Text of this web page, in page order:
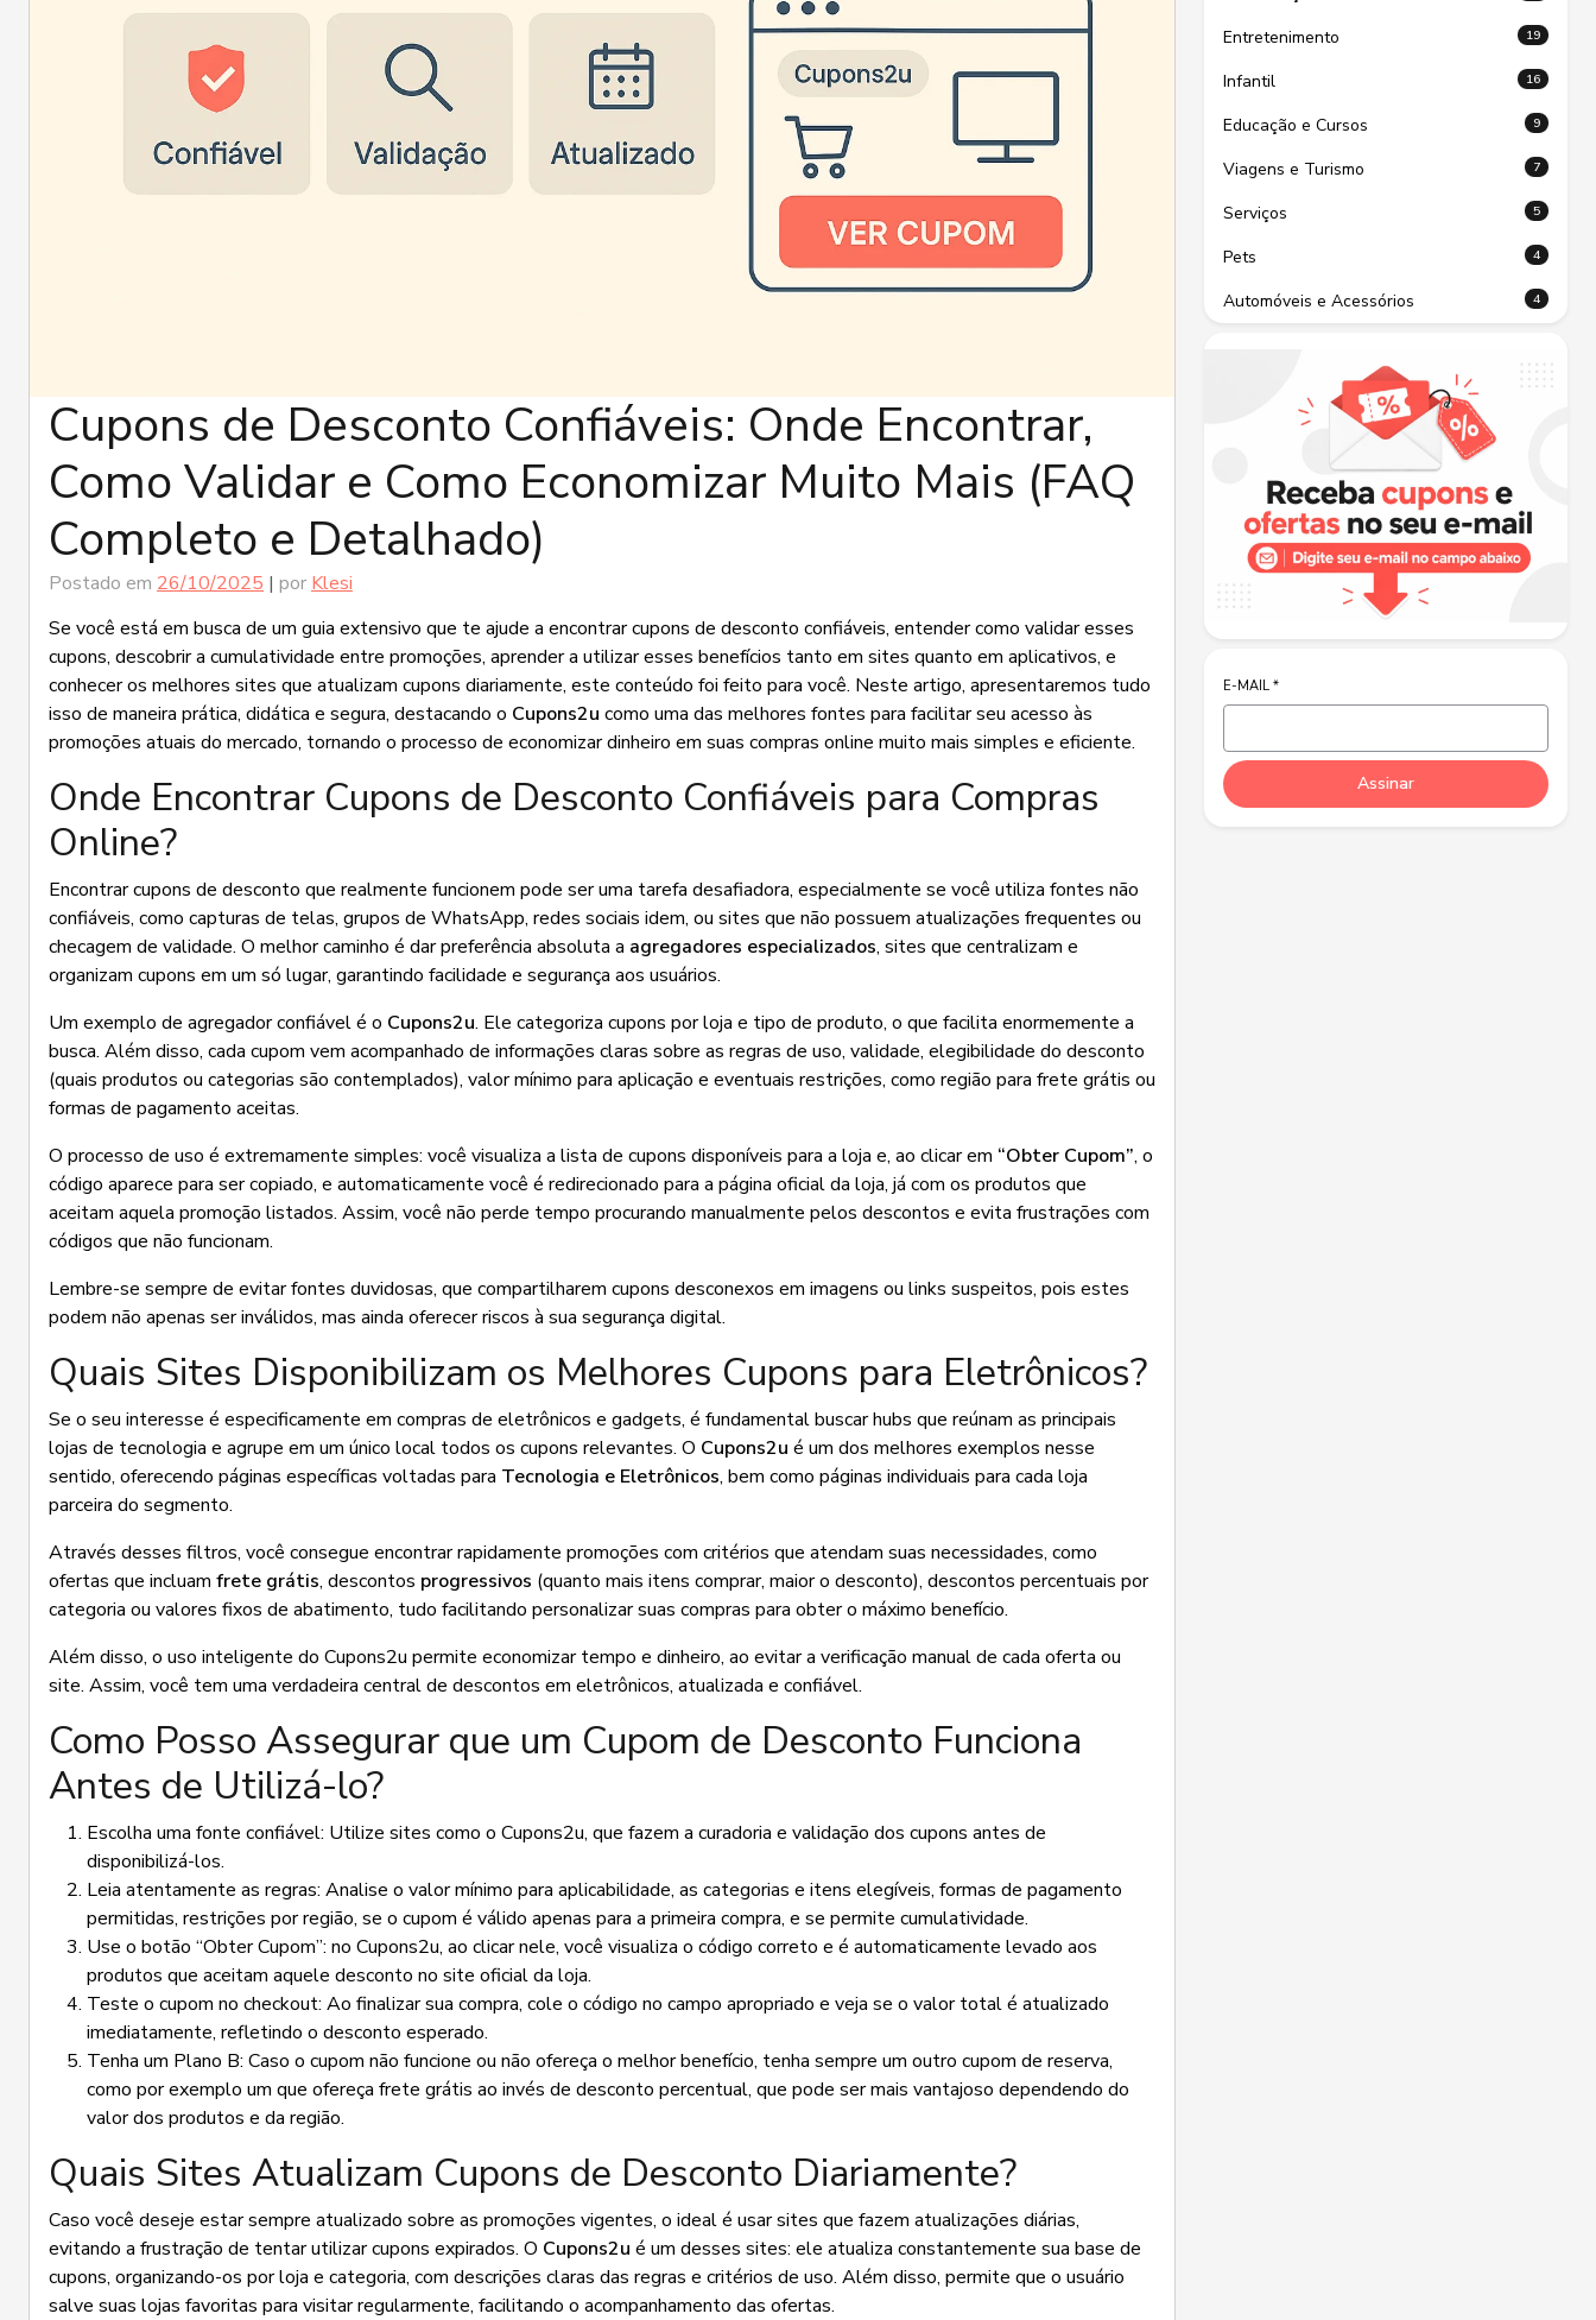
Cupons de Desconto Confiáveis: Onde Encontrar,
Como Validar e Como Economizar Muito Mais (FAQ
Completo e Detalhado)
Postado em 26/10/2025 | por Klesi
Se você está em busca de um guia extensivo que te ajude a encontrar cupons de desconto confiáveis, entender como validar esses
cupons, descobrir a cumulatividade entre promoções, aprender a utilizar esses benefícios tanto em sites quanto em aplicativos, e
conhecer os melhores sites que atualizam cupons diariamente, este conteúdo foi feito para você. Neste artigo, apresentaremos tudo
isso de maneira prática, didática e segura, destacando o Cupons2u como uma das melhores fontes para facilitar seu acesso às
promoções atuais do mercado, tornando o processo de economizar dinheiro em suas compras online muito mais simples e eficiente.
Onde Encontrar Cupons de Desconto Confiáveis para Compras
Online?
Encontrar cupons de desconto que realmente funcionem pode ser uma tarefa desafiadora, especialmente se você utiliza fontes não
confiáveis, como capturas de telas, grupos de WhatsApp, redes sociais idem, ou sites que não possuem atualizações frequentes ou
checagem de validade. O melhor caminho é dar preferência absoluta a agregadores especializados, sites que centralizam e
organizam cupons em um só lugar, garantindo facilidade e segurança aos usuários.
Um exemplo de agregador confiável é o Cupons2u. Ele categoriza cupons por loja e tipo de produto, o que facilita enormemente a
busca. Além disso, cada cupom vem acompanhado de informações claras sobre as regras de uso, validade, elegibilidade do desconto
(quais produtos ou categorias são contemplados), valor mínimo para aplicação e eventuais restrições, como região para frete grátis ou
formas de pagamento aceitas.
O processo de uso é extremamente simples: você visualiza a lista de cupons disponíveis para a loja e, ao clicar em “Obter Cupom”, o
código aparece para ser copiado, e automaticamente você é redirecionado para a página oficial da loja, já com os produtos que
aceitam aquela promoção listados. Assim, você não perde tempo procurando manualmente pelos descontos e evita frustrações com
códigos que não funcionam.
Lembre-se sempre de evitar fontes duvidosas, que compartilharem cupons desconexos em imagens ou links suspeitos, pois estes
podem não apenas ser inválidos, mas ainda oferecer riscos à sua segurança digital.
Quais Sites Disponibilizam os Melhores Cupons para Eletrônicos?
Se o seu interesse é especificamente em compras de eletrônicos e gadgets, é fundamental buscar hubs que reúnam as principais
lojas de tecnologia e agrupe em um único local todos os cupons relevantes. O Cupons2u é um dos melhores exemplos nesse
sentido, oferecendo páginas específicas voltadas para Tecnologia e Eletrônicos, bem como páginas individuais para cada loja
parceira do segmento.
Através desses filtros, você consegue encontrar rapidamente promoções com critérios que atendam suas necessidades, como
ofertas que incluam frete grátis, descontos progressivos (quanto mais itens comprar, maior o desconto), descontos percentuais por
categoria ou valores fixos de abatimento, tudo facilitando personalizar suas compras para obter o máximo benefício.
Além disso, o uso inteligente do Cupons2u permite economizar tempo e dinheiro, ao evitar a verificação manual de cada oferta ou
site. Assim, você tem uma verdadeira central de descontos em eletrônicos, atualizada e confiável.
Como Posso Assegurar que um Cupom de Desconto Funciona
Antes de Utilizá-lo?
Escolha uma fonte confiável: Utilize sites como o Cupons2u, que fazem a curadoria e validação dos cupons antes de
disponibilizá-los.
Leia atentamente as regras: Analise o valor mínimo para aplicabilidade, as categorias e itens elegíveis, formas de pagamento
permitidas, restrições por região, se o cupom é válido apenas para a primeira compra, e se permite cumulatividade.
Use o botão “Obter Cupom”: no Cupons2u, ao clicar nele, você visualiza o código correto e é automaticamente levado aos
produtos que aceitam aquele desconto no site oficial da loja.
Teste o cupom no checkout: Ao finalizar sua compra, cole o código no campo apropriado e veja se o valor total é atualizado
imediatamente, refletindo o desconto esperado.
Tenha um Plano B: Caso o cupom não funcione ou não ofereça o melhor benefício, tenha sempre um outro cupom de reserva,
como por exemplo um que ofereça frete grátis ao invés de desconto percentual, que pode ser mais vantajoso dependendo do
valor dos produtos e da região.
Quais Sites Atualizam Cupons de Desconto Diariamente?
Caso você deseje estar sempre atualizado sobre as promoções vigentes, o ideal é usar sites que fazem atualizações diárias,
evitando a frustração de tentar utilizar cupons expirados. O Cupons2u é um desses sites: ele atualiza constantemente sua base de
cupons, organizando-os por loja e categoria, com descrições claras das regras e critérios de uso. Além disso, permite que o usuário
salve suas lojas favoritas para visitar regularmente, facilitando o acompanhamento das ofertas.
Entretenimento 19
Infantil 16
Educação e Cursos 9
Viagens e Turismo 7
Serviços 5
Pets 4
Automóveis e Acessórios 4
E-MAIL *
Assinar